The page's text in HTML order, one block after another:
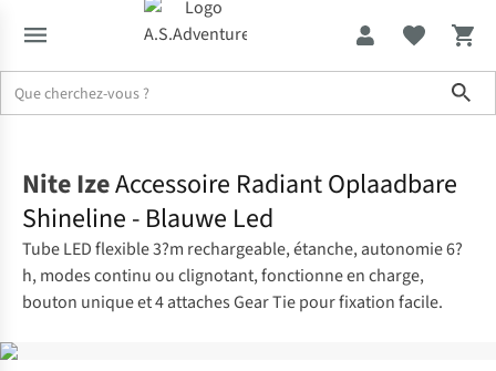
Nite IzeAccessoire Radiant Oplaadbare
Shineline - Blauwe Led
Tube LED flexible 3?m rechargeable, étanche, autonomie 6?
h, modes continu ou clignotant, fonctionne en charge,
bouton unique et 4 attaches Gear Tie pour fixation facile.